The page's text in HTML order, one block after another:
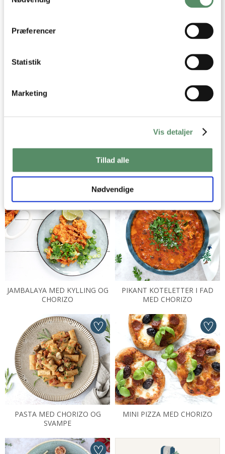
Identificere din enhed baseret på en scanning af
Præferencer
Statistik
Marketing
Vis detaljer
Tillad alle
Nødvendige
GRILLSPYD MED KYLLING,
HALLOUMI OG CHORIZO
GRYDERET MED KYLLING PIZZATWISTERS
JAMBALAYA MED KYLLING OG
CHORIZO
PIKANT KOTELETTER I FAD
MED CHORIZO
PASTA MED CHORIZO OG
SVAMPE
MINI PIZZA MED CHORIZO